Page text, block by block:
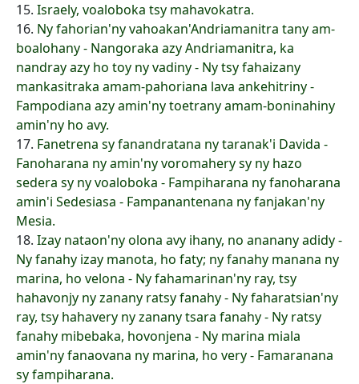
15. Israely, voaloboka tsy mahavokatra.
16. Ny fahorian'ny vahoakan'Andriamanitra tany am-
boalohany - Nangoraka azy Andriamanitra, ka
nandray azy ho toy ny vadiny - Ny tsy fahaizany
mankasitraka amam-pahoriana lava ankehitriny -
Fampodiana azy amin'ny toetrany amam-boninahiny
amin'ny ho avy.
17. Fanetrena sy fanandratana ny taranak'i Davida -
Fanoharana ny amin'ny voromahery sy ny hazo
sedera sy ny voaloboka - Fampiharana ny fanoharana
amin'i Sedesiasa - Fampanantenana ny fanjakan'ny
Mesia.
18. Izay nataon'ny olona avy ihany, no ananany adidy -
Ny fanahy izay manota, ho faty; ny fanahy manana ny
marina, ho velona - Ny fahamarinan'ny ray, tsy
hahavonjy ny zanany ratsy fanahy - Ny faharatsian'ny
ray, tsy hahavery ny zanany tsara fanahy - Ny ratsy
fanahy mibebaka, hovonjena - Ny marina miala
amin'ny fanaovana ny marina, ho very - Famaranana
sy fampiharana.